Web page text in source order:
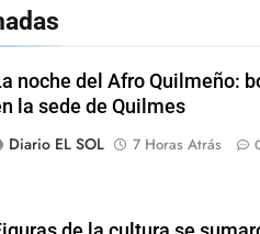
noche del Afro Quilmeño:
la sede de Quilmes
Diario EL SOL
7 Horas Atrás